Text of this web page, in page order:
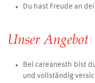
Du hast Freude an
Unser Angebot
Bei careanesth bist
und vollständig